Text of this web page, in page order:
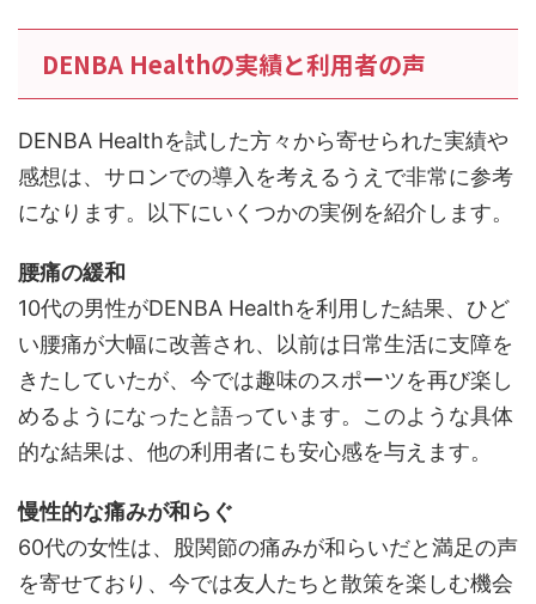
DENBA Healthの実績と利用者の声
DENBA Healthを試した方々から寄せられた実績や
感想は、サロンでの導入を考えるうえで非常に参考
になります。以下にいくつかの実例を紹介します。
腰痛の緩和
10代の男性がDENBA Healthを利用した結果、ひど
い腰痛が大幅に改善され、以前は日常生活に支障を
きたしていたが、今では趣味のスポーツを再び楽し
めるようになったと語っています。このような具体
的な結果は、他の利用者にも安心感を与えます。
慢性的な痛みが和らぐ
60代の女性は、股関節の痛みが和らいだと満足の声
を寄せており、今では友人たちと散策を楽しむ機会